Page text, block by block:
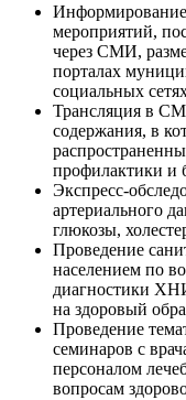
Информирование
мероприятий,
через СМИ,
порталах
социальных
Трансляция в
содержания, в
профилактики и
Экспресс-
артериального
глюкозы,
Проведение
населением по
диагностики
на здоровый
Проведение
семинаров с
персоналом
вопросам